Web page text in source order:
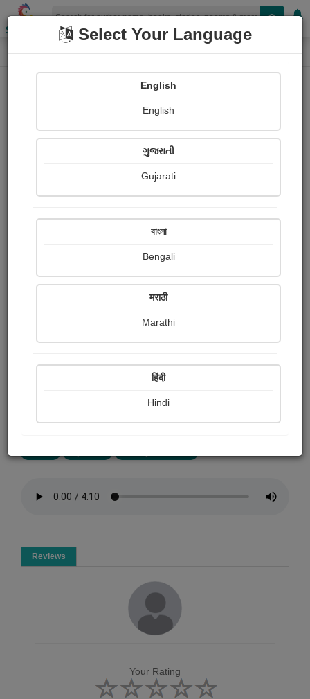
Shopizen
Home Audio Audio Details
રૂડો માસ વસંત...
Summary
નરસિંહ મહેતા રચિત ઘણા પ્રભાતિયાઓથી આપણે સહુ પરિચિત
છીએ. અહી એમનું જ રચેલ વસંતગીત ગાવાનો પ્રયત્ન
Reviews
Your Rating
Select Your Language
English
English
ગુજરાતી
Gujarati
বাংলা
Bengali
मराठी
Marathi
हिंदी
Hindi